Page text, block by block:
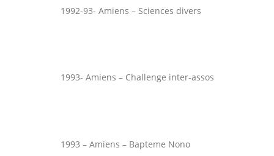
1992-93- Amiens – Sciences divers
1993- Amiens – Challenge inter-assos
1993 – Amiens – Bapteme Nono